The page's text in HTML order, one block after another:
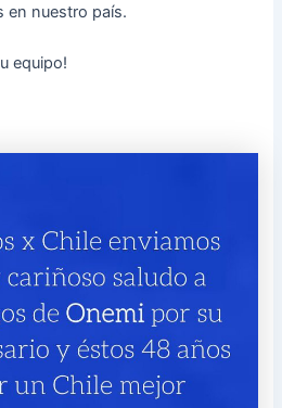
en nuestro país.
equipo!